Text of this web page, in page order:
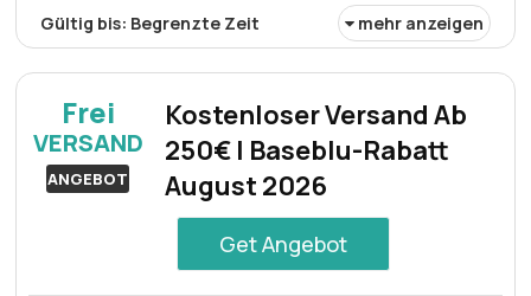
Gültig bis: Begrenzte Zeit mehr anzeigen
und profitieren Sie von außergewöhnlichen Preisen.
Frei
VERSAND
ANGEBOT
Kostenloser Versand Ab
250€ | Baseblu-Rabatt
August 2026
Get Angebot